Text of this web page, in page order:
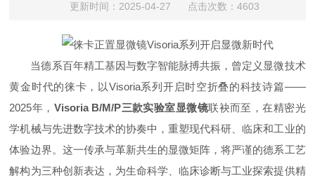
更新时间：2025-04-27 点击次数：4603
当德系百年精工基因与数字智能脉搏共振，曾定义显微技术
黄金时代的徕卡，以Visoria系列开启时空折叠的科技诗篇——
2025年， Visoria B/M/P三款实验室显微镜联袂而至，在精密光
学机械与先进数字技术的协奏中，重塑现代科研、临床和工业的
体验边界。这一传承与革新共生的显微矩阵，将严谨的德系工艺
解构为三种创新表达，为生命科学、临床诊断与工业探索提供精